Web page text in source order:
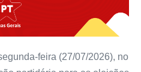
feira (27/07/2026), no